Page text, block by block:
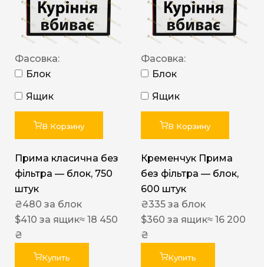
Фасовка:
Блок
Ящик
В Корзину
Прима класична без
фільтра — блок, 750
штук
₴480 за блок
$410 за ящик≈ 18 450
₴
Купить
Фасовка:
Блок
Ящик
В Корзину
Кременчук Прима
без фільтра — блок,
600 штук
₴335 за блок
$360 за ящик≈ 16 200
₴
Купить